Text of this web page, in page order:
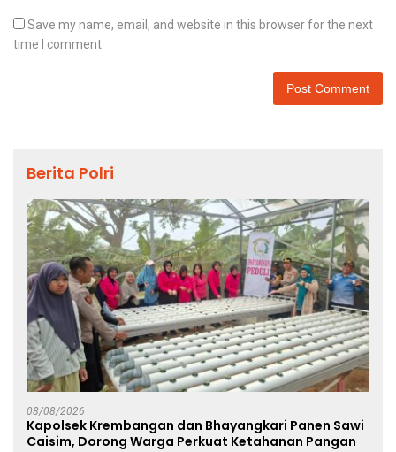
Save my name, email, and website in this browser for the next
time I comment.
Berita Polri
08/08/2026
Kapolsek Krembangan dan Bhayangkari Panen Sawi
Caisim, Dorong Warga Perkuat Ketahanan Pangan